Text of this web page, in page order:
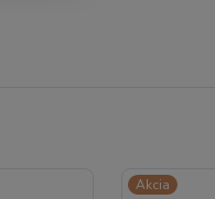
Akcia